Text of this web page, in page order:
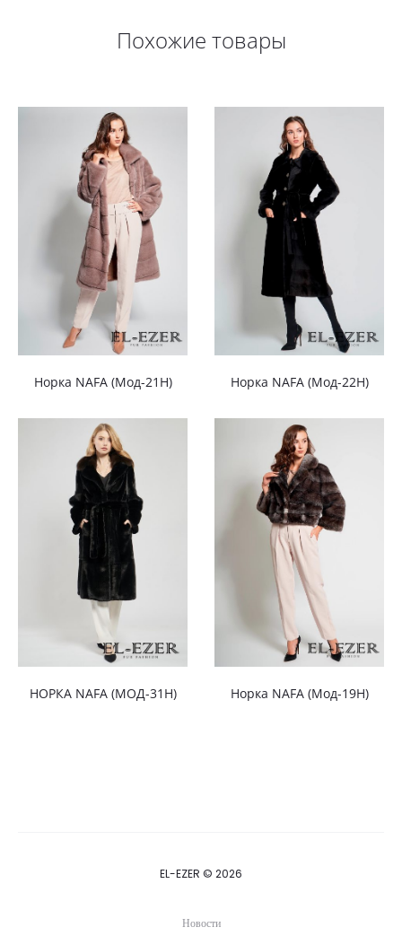
Похожие товары
Норка NAFA (Мод-21Н) Норка NAFA (Мод-22Н)
НОРКА NAFA (МОД-31Н) Норка NAFA (Мод-19Н)
EL-EZER © 2026
Новости